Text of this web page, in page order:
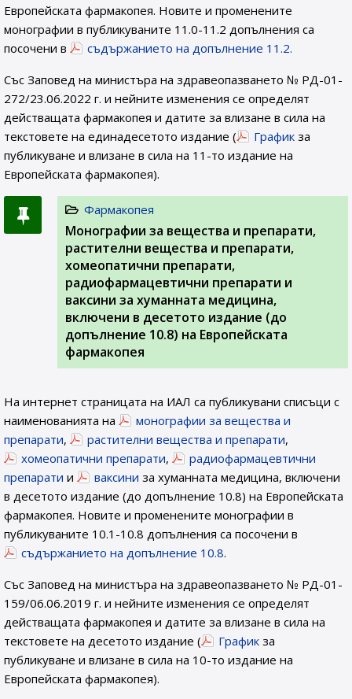
Европейската фармакопея. Новите и променените
монографии в публикуваните 11.0-11.2 допълнения са
посочени в
съдържанието на допълнение 11.2.
Със Заповед на министъра на здравеопазването № РД-01-
272/23.06.2022 г. и нейните изменения се определят
действащата фармакопея и датите за влизане в сила на
текстовете на единадесетото издание (
График за
публикуване и влизане в сила на 11-то издание на
Европейската фармакопея).
Фармакопея
Монографии за вещества и препарати,
растителни вещества и препарати,
хомеопатични препарати,
радиофармацевтични препарати и
ваксини за хуманната медицина,
включени в десетото издание (до
допълнение 10.8) на Европейската
фармакопея
На интернет страницата на ИАЛ са публикувани списъци с
наименованията на
монографии за вещества и
препарати, растителни вещества и препарати,
хомеопатични препарати,
радиофармацевтични
препарати и ваксини за хуманната медицина, включени
в десетото издание (до допълнение 10.8) на Европейската
фармакопея. Новите и променените монографии в
публикуваните 10.1-10.8 допълнения са посочени в
съдържанието на допълнение 10.8.
Със Заповед на министъра на здравеопазването № РД-01-
159/06.06.2019 г. и нейните изменения се определят
действащата фармакопея и датите за влизане в сила на
текстовете на десетото издание (
График за
публикуване и влизане в сила на 10-то издание на
Европейската фармакопея).